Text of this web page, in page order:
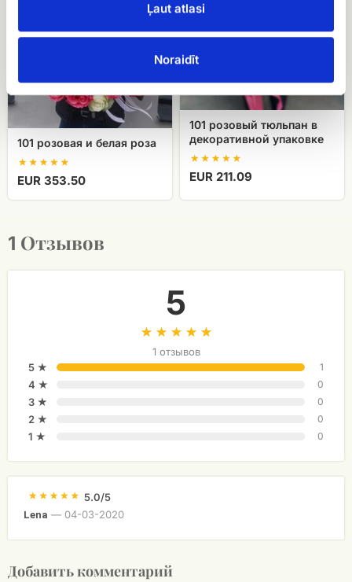
Ļaut atlasi
Noraidīt
101 розовая и белая роза
EUR 353.50
декоративной
упаковке
101 розовый тюльпан в
декоративной упаковке
EUR 211.09
1 Отзывов
5
1 отзывов
5 ★
1
4 ★ 0
3 ★ 0
2 ★ 0
1 ★ 0
5.0/5
Lena — 04-03-2020
Добавить комментарий